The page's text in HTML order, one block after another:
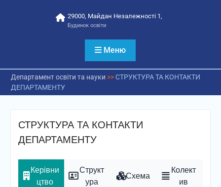
29000, Майдан Незалежності 1,
Будинок освіти
Меню
Департамент освіти та науки >> СТРУКТУРА ТА КОНТАКТИ
ДЕПАРТАМЕНТУ
СТРУКТУРА ТА КОНТАКТИ
ДЕПАРТАМЕНТУ
Керівни
цтво
Структ
ура
Схема
Колект
ив